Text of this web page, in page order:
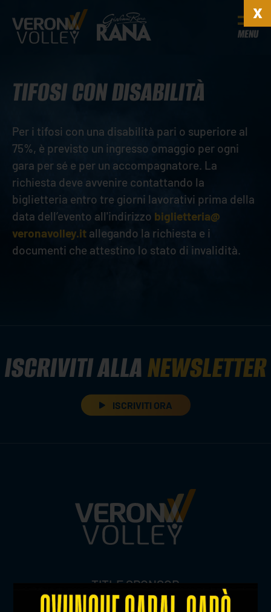
MENU
TIFOSI CON DISABILITÀ
Per i tifosi con una disabilità pari o superiore al
75%, è previsto un ingresso omaggio per ogni
gara per sé e per un accompagnatore. La
richiesta deve avvenire contattando la
biglietteria entro tre giorni lavorativi prima della
data dell’evento all'indirizzo biglietteria@
veronavolley.it allegando la richiesta e i
documenti che attestino lo stato di invalidità.
ISCRIVITI ALLANEWSLETTER
ISCRIVITI ORA
TITLE SPONSOR